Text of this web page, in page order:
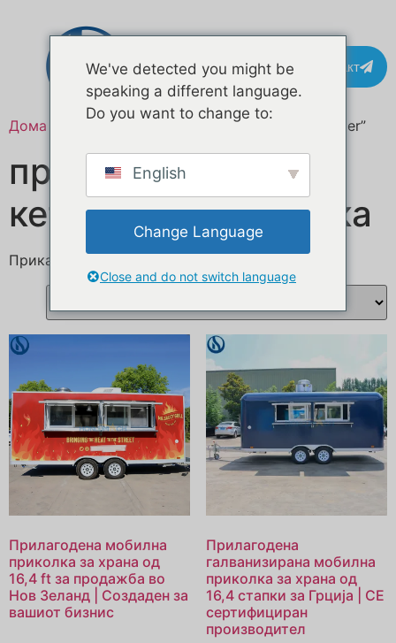
Контакт
Дома / Означени продукти “custom catering trailer”
приколка за
кетеринг по нарачка
Прикажувам 1–16 од 60 резултати
Прилагодена мобилна
приколка за храна од
16,4 ft за продажба во
Нов Зеланд | Создаден за
вашиот бизнис
Прилагодена
галванизирана мобилна
приколка за храна од
16,4 стапки за Грција | CE
сертифициран
производител
We've detected you might be
speaking a different language.
Do you want to change to:
English
Change Language
Close and do not switch language